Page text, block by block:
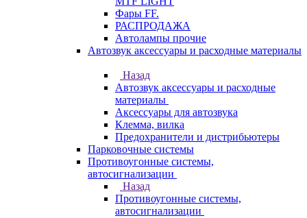
Фары FF.
РАСПРОДАЖА
Автолампы прочие
Автозвук аксессуары и расходные материалы
Назад
Автозвук аксессуары и расходные
материалы
Аксессуары для автозвука
Клемма, вилка
Предохранители и дистрибьютеры
Парковочные системы
Противоугонные системы,
автосигнализации
Назад
Противоугонные системы,
автосигнализации